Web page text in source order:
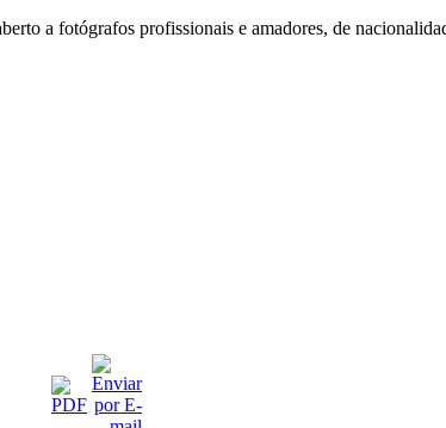
a fotógrafos profissionais e amadores, de